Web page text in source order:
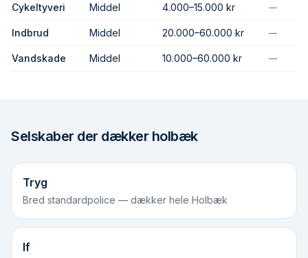
Cykeltyveri Middel 4.000–15.000 kr —
Indbrud Middel 20.000–60.000 kr —
Vandskade Middel 10.000–60.000 kr —
Selskaber der dækker holbæk
Tryg
Bred standardpolice — dækker hele Holbæk
If